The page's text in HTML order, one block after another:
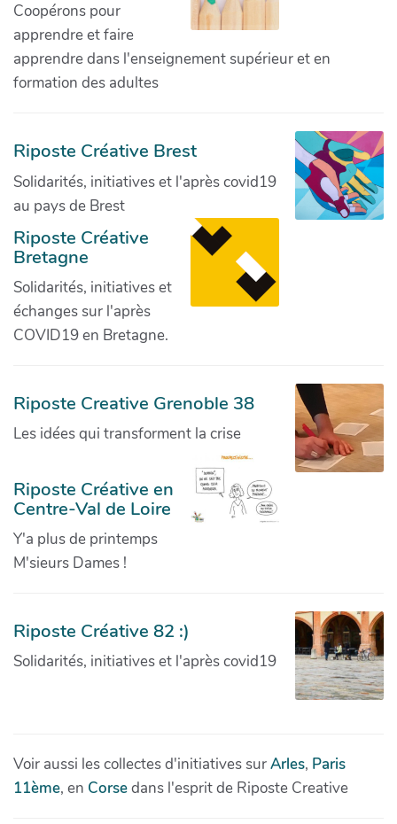
Coopérons pour
apprendre et faire
apprendre dans l'enseignement supérieur et en
formation des adultes
Riposte Créative Brest
Solidarités, initiatives et l'après covid19
au pays de Brest
Riposte Créative
Bretagne
Solidarités, initiatives et
échanges sur l'après
COVID19 en Bretagne.
Riposte Creative Grenoble 38
Les idées qui transforment la crise
Riposte Créative en
Centre-Val de Loire
Y'a plus de printemps
M'sieurs Dames !
Riposte Créative 82 :)
Solidarités, initiatives et l'après covid19
Voir aussi les collectes d'initiatives surArles, Paris
11ème, en Corsedans l'esprit de Riposte Creative